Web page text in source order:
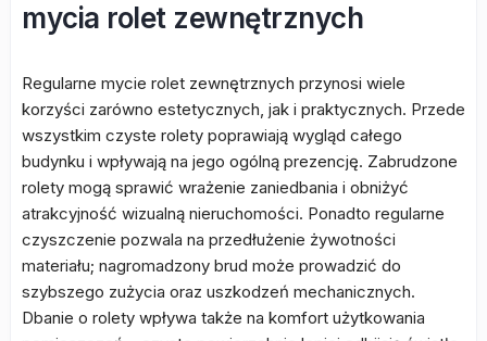
mycia rolet zewnętrznych
Regularne mycie rolet zewnętrznych przynosi wiele
korzyści zarówno estetycznych, jak i praktycznych. Przede
wszystkim czyste rolety poprawiają wygląd całego
budynku i wpływają na jego ogólną prezencję. Zabrudzone
rolety mogą sprawić wrażenie zaniedbania i obniżyć
atrakcyjność wizualną nieruchomości. Ponadto regularne
czyszczenie pozwala na przedłużenie żywotności
materiału; nagromadzony brud może prowadzić do
szybszego zużycia oraz uszkodzeń mechanicznych.
Dbanie o rolety wpływa także na komfort użytkowania